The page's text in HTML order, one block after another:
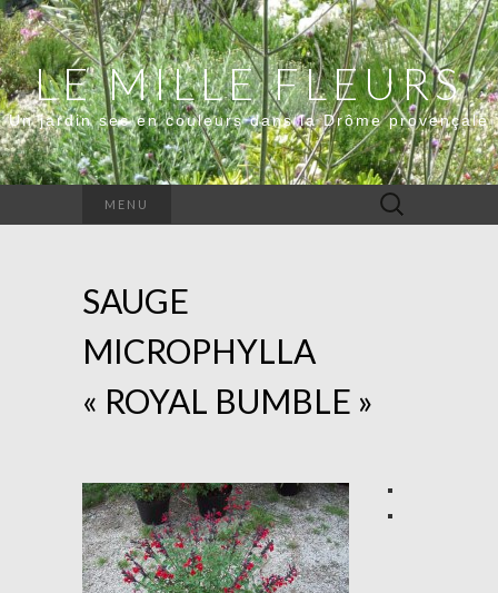
LE MILLE FLEURS
Un jardin sec en couleurs dans la Drôme provençale
MENU Rechercher :
SAUGE
MICROPHYLLA
« ROYAL BUMBLE »